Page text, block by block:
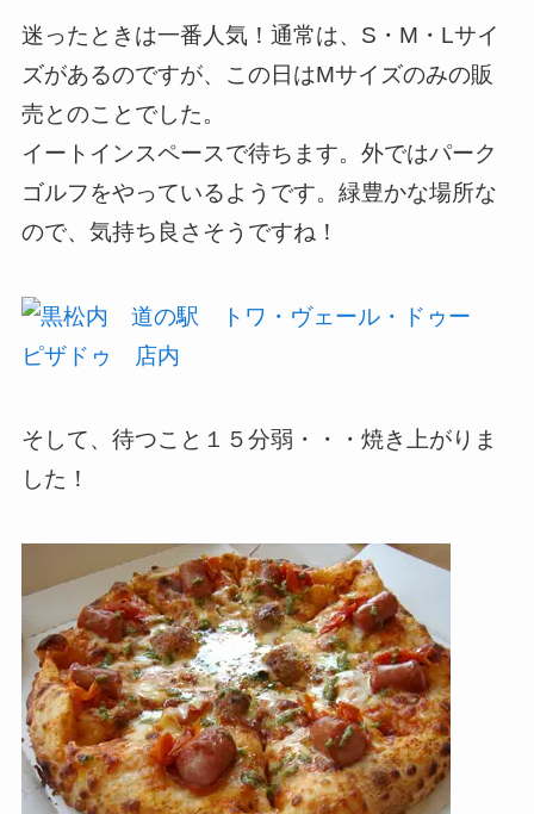
迷ったときは一番人気！通常は、S・M・Lサイ
ズがあるのですが、この日はMサイズのみの販
売とのことでした。
イートインスペースで待ちます。外ではパーク
ゴルフをやっているようです。緑豊かな場所な
ので、気持ち良さそうですね！
そして、待つこと１５分弱・・・焼き上がりま
した！